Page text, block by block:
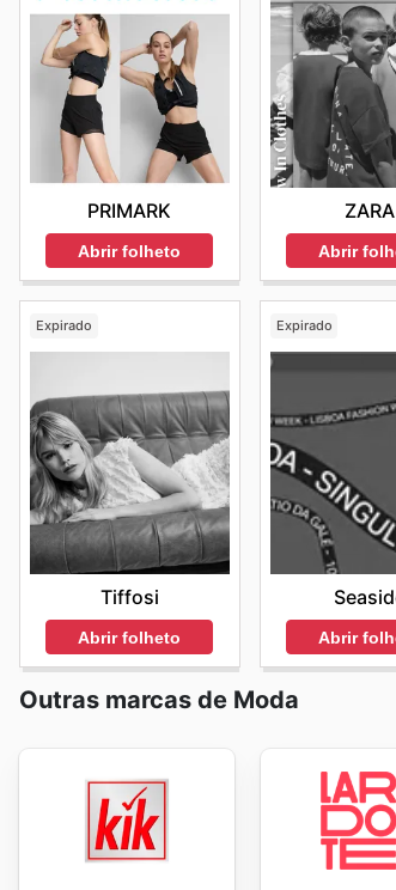
PRIMARK
Abrir folheto
ZARA
Abrir
Expirado
Tiffosi
Abrir folheto
Expirado
Abrir
Outras marcas de Moda